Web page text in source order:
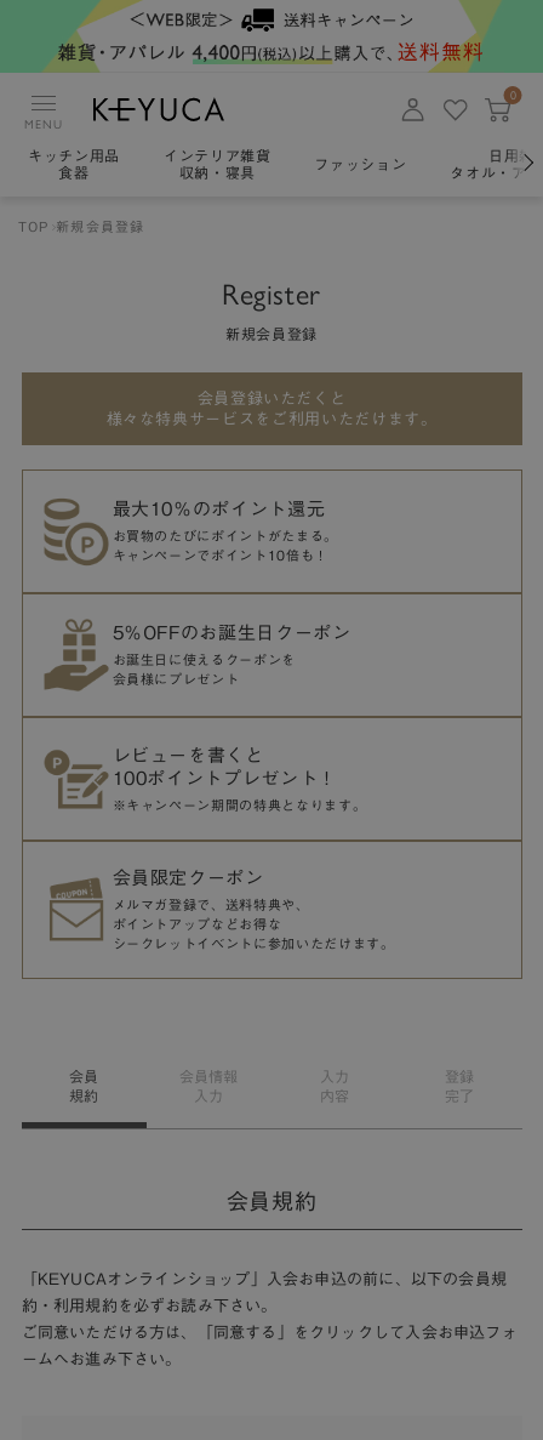
MENU
0
キッチン用品
食器
インテリア雑貨
収納・寝具
ファッション
日用雑
タオル・ア
TOP 新規会員登録
Register
新規会員登録
会員登録いただくと
様々な特典サービスをご利用いただけます。
最大10％のポイント還元
お買物のたびにポイントがたまる。
キャンペーンでポイント10倍も！
5％OFFのお誕生日クーポン
お誕生日に使えるクーポンを
会員様にプレゼント
レビューを書くと
100ポイントプレゼント！
※キャンペーン期間の特典となります。
会員限定クーポン
メルマガ登録で、送料特典や、
ポイントアップなどお得な
シークレットイベントに参加いただけます。
会員
規約
会員情報
入力
入力
内容
登録
完了
会員規約
「KEYUCAオンラインショップ」入会お申込の前に、以下の会員規
約・利用規約を必ずお読み下さい。
ご同意いただける方は、「同意する」をクリックして入会お申込フォ
ームへお進み下さい。